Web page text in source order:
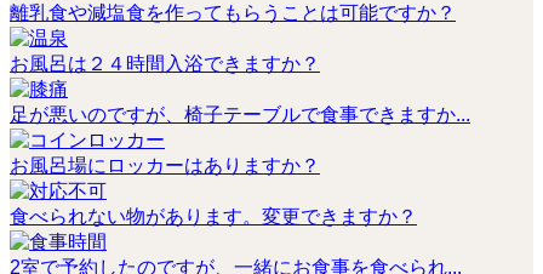
離乳食や減塩食を作ってもらうことは可能ですか？
お風呂は２４時間入浴できますか？
足が悪いのですが、椅子テーブルで食事できますか...
お風呂場にロッカーはありますか？
食べられない物があります。変更できますか？
2室で予約したのですが、一緒にお食事を食べられ...